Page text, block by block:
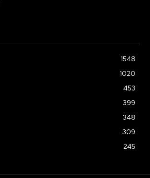
1548
1020
453
399
348
309
245